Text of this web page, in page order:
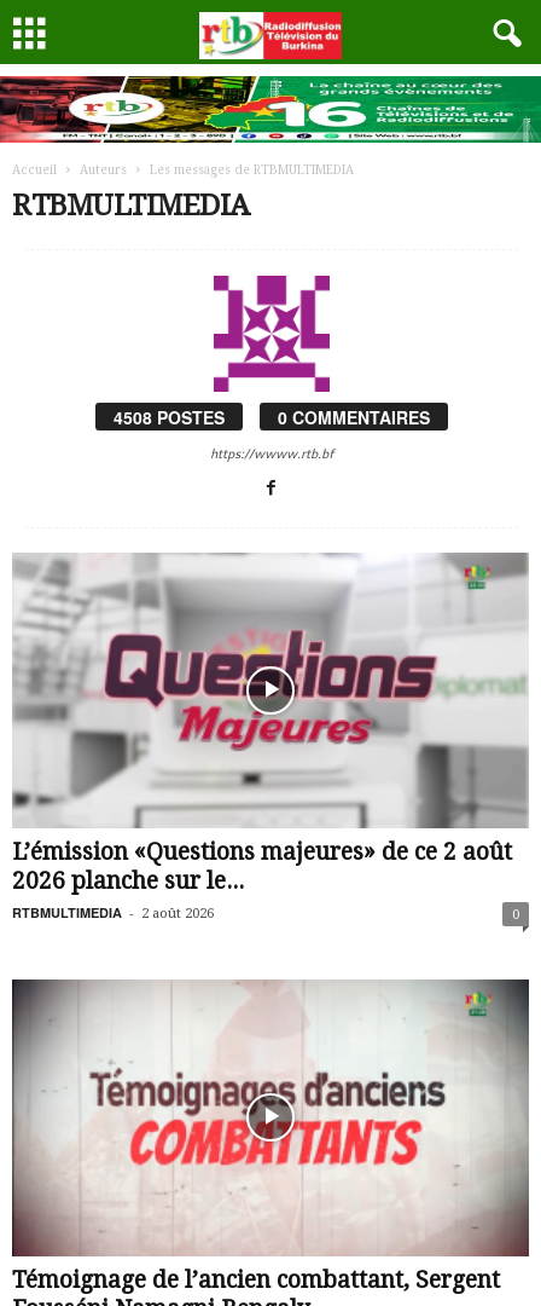
Accueil Auteurs Les messages de RTBMULTIMEDIA
RTBMULTIMEDIA
4508 POSTES 0 COMMENTAIRES
https://wwww.rtb.bf
L’émission «Questions majeures» de ce 2 août
2026 planche sur le...
RTBMULTIMEDIA - 2 août 2026 0
Témoignage de l’ancien combattant, Sergent